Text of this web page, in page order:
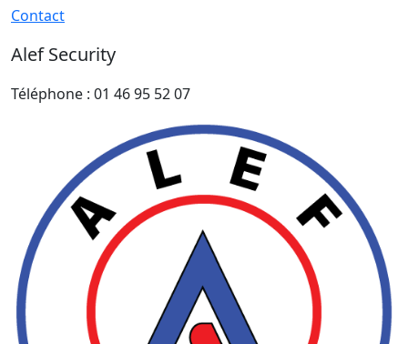
Contact
Alef Security
Téléphone : 01 46 95 52 07